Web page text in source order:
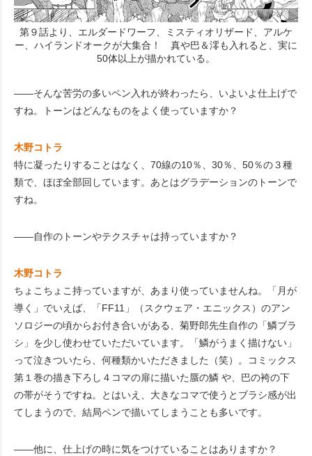
第９話より、エルダードワーフ、ミスティオリザード、アルケ
ー、ハイランドオークが大集合！ 真や巴＆澪も入れると、実に
50体以上が描かれている。
――そんな苦労の多いペン入れが終わったら、いよいよ仕上げで
すね。トーンはどんなものをよく使っていますか？
木野コトラ
特に凝ったりすることはなく、70線の10％、30％、50％の３種
類で、ほぼ全部回しています。あとはグラデーションのトーンで
すね。
――自作のトーンやテクスチャは持っていますか？
木野コトラ
ちょこちょこ持っていますが、あまり使っていませんね。「月が
導く」でいえば、「FF11」（スクウェア・エニックス）のアン
ソロジーの頃からお付き合いがある、菊野郎先生自作の「鱗ブラ
シ」を少し使わせていただいています。「鱗がうまく描けない」
って泣きついたら、何種類かいただきました（笑）。コミックス
第１巻の描き下ろし４コマの扉に描いた蜃の鱗 や、巴の袴の下
の帯がそうですね。とはいえ、大きなコマで使うとブラシ感が出
てしまうので、結局ペンで描いてしまうことも多いです。
――他に、仕上げの時に気をつけていることはありますか？